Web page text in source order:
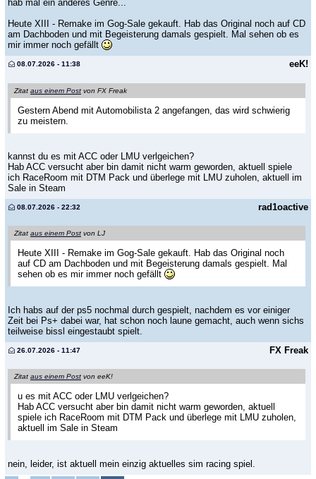
hab mal ein anderes Genre...
Heute XIII - Remake im Gog-Sale gekauft. Hab das Original noch auf CD
am Dachboden und mit Begeisterung damals gespielt. Mal sehen ob es
mir immer noch gefällt
eeK!
08.07.2026 - 11:38
Zitat aus einem Post von FX Freak
Gestern Abend mit Automobilista 2 angefangen, das wird schwierig
zu meistern.
kannst du es mit ACC oder LMU verlgeichen?
Hab ACC versucht aber bin damit nicht warm geworden, aktuell spiele
ich RaceRoom mit DTM Pack und überlege mit LMU zuholen, aktuell im
Sale in Steam
rad1oactive
08.07.2026 - 22:32
Zitat aus einem Post von LJ
Heute XIII - Remake im Gog-Sale gekauft. Hab das Original noch
auf CD am Dachboden und mit Begeisterung damals gespielt. Mal
sehen ob es mir immer noch gefällt
Ich habs auf der ps5 nochmal durch gespielt, nachdem es vor einiger
Zeit bei Ps+ dabei war, hat schon noch laune gemacht, auch wenn sichs
teilweise bissl eingestaubt spielt.
FX Freak
26.07.2026 - 11:47
Zitat aus einem Post von eeK!
u es mit ACC oder LMU verlgeichen?
Hab ACC versucht aber bin damit nicht warm geworden, aktuell
spiele ich RaceRoom mit DTM Pack und überlege mit LMU zuholen,
aktuell im Sale in Steam
nein, leider, ist aktuell mein einzig aktuelles sim racing spiel.